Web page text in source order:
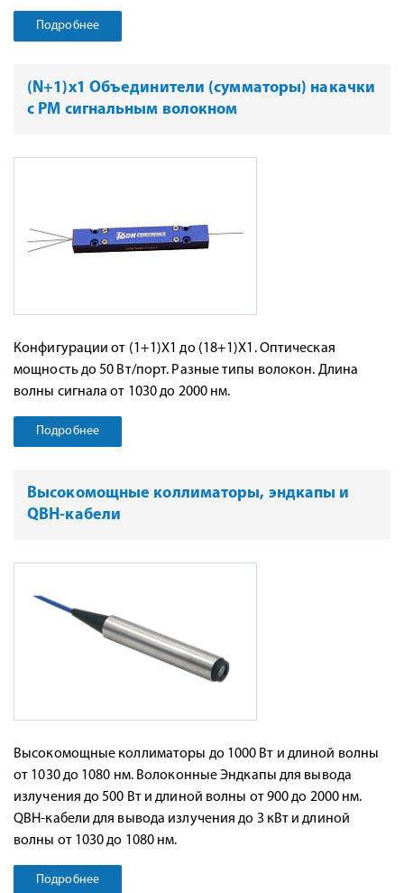
Подробнее
(N+1)x1 Объединители (сумматоры) накачки
с PM сигнальным волокном
Конфигурации от (1+1)X1 до (18+1)X1. Оптическая
мощность до 50 Вт/порт. Разные типы волокон. Длина
волны сигнала от 1030 до 2000 нм.
Подробнее
Высокомощные коллиматоры, эндкапы и
QBH-кабели
Высокомощные коллиматоры до 1000 Вт и длиной волны
от 1030 до 1080 нм. Волоконные Эндкапы для вывода
излучения до 500 Вт и длиной волны от 900 до 2000 нм.
QBH-кабели для вывода излучения до 3 кВт и длиной
волны от 1030 до 1080 нм.
Подробнее